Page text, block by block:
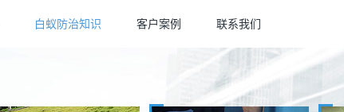
白蚁防治知识 客户案例 联系我们